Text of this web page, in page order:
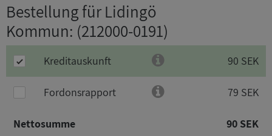
Bestellung für Lidingö
Kommun: (212000-0191)
Kreditauskunft 90 SEK
Fordonsrapport 79 SEK
Nettosumme 90 SEK